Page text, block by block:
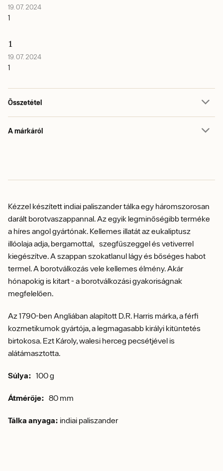
19. 07. 2024
1
1
19. 07. 2024
1
Összetétel
A márkáról
Kézzel készített indiai paliszander tálka egy háromszorosan
darált borotvaszappannal. Az egyik legminőségibb terméke
a híres angol gyártónak. Kellemes illatát az eukaliptusz
illóolaja adja, bergamottal, szegfűszeggel és vetiverrel
kiegészítve.A szappan szokatlanul lágy és bőséges habot
termel. A borotválkozás vele kellemes élmény. Akár
hónapokig is kitart - a borotválkozási gyakoriságnak
megfelelően.
Az 1790-ben Angliában alapított D.R. Harris márka, a férfi
kozmetikumok gyártója, a legmagasabb királyi kitüntetés
birtokosa. Ezt Károly, walesi herceg pecsétjével is
alátámasztotta.
Súlya: 100 g
Átmérője: 80 mm
Tálka anyaga: indiai paliszander